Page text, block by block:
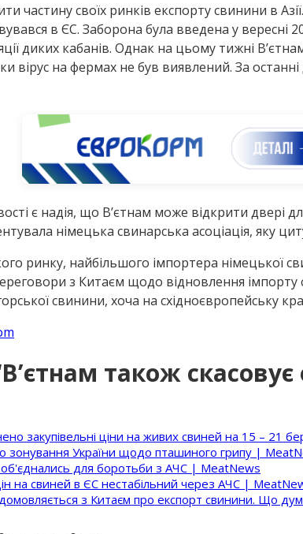
частину своїх ринків експорту свинини в
в ЄС. Заборона була введена у
диких кабанів. Однак на цьому тижні
вірус на фермах не був виявлений. За
є надія, що В’єтнам може відкрити двері
німецька свинарська асоціація, яку
ринку, найбільшого імпортера німецької
з Китаєм щодо відновлення
свинини, хоча на східноєвропейську
В’єтнам також
закупівельні ціни на живих свиней на 15 – 21
зонування України щодо пташиного грипу |
об'єднались для боротьби з АЧС | MeatNews
на свиней в ЄС нестабільний через АЧС |
з Китаєм про експорт свинини. Що